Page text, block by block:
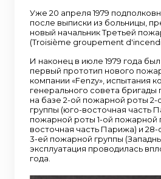
Уже 20 апреля 1979
после выписки из больницы,
новый начальник Третьей
(Troisième groupement
И наконец в июле 1979 года
первый прототип нового
компании «Fenzy», испытания
генерального совета бригады
на базе 2-ой пожарной роты
группы (юго-восточная часть
пожарной роты 1-ой пожарной
восточная часть Парижа) и
3-ей пожарной группы
эксплуатация проводилась
года.